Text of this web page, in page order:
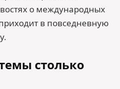
о международных
в повседневную
столько